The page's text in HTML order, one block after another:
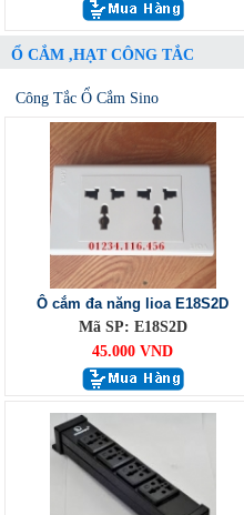
Ổ CẮM ,HẠT CÔNG TẮC
Công Tắc Ổ Cắm Sino
Ô cắm đa năng lioa E18S2D
Mã SP: E18S2D
45.000 VND